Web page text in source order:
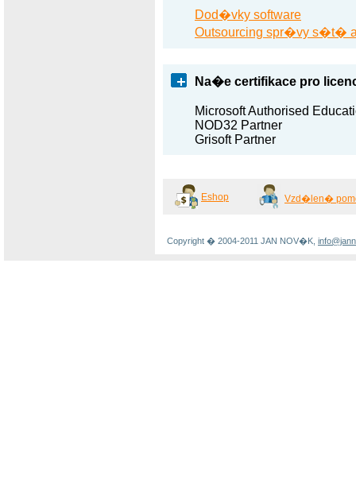
Dod�vky software
Outsourcing spr�vy s�t�
Na�e certifikace pro
Microsoft Authorised
NOD32 Partner
Grisoft Partner
Eshop Vzd�len�
Copyright � 2004-2011 JAN NOV�K,